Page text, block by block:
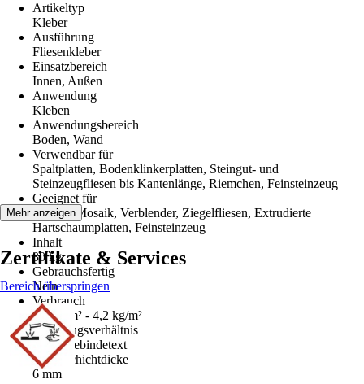
Artikeltyp
Kleber
Ausführung
Fliesenkleber
Einsatzbereich
Innen, Außen
Anwendung
Kleben
Anwendungsbereich
Boden, Wand
Verwendbar für
Spaltplatten, Bodenklinkerplatten, Steingut- und
Steinzeugfliesen bis Kantenlänge, Riemchen, Feinsteinzeug
Geeignet für
Fliesen, Mosaik, Verblender, Ziegelfliesen, Extrudierte
Hartschaumplatten, Feinsteinzeug
Inhalt
30 kg
Gebrauchsfertig
Nein
Verbrauch
1,4 kg/m² - 4,2 kg/m²
Mischungsverhältnis
Siehe Gebindetext
Max. Schichtdicke
6 mm
Mehr anzeigen
Zertifikate & Services
Bereich überspringen